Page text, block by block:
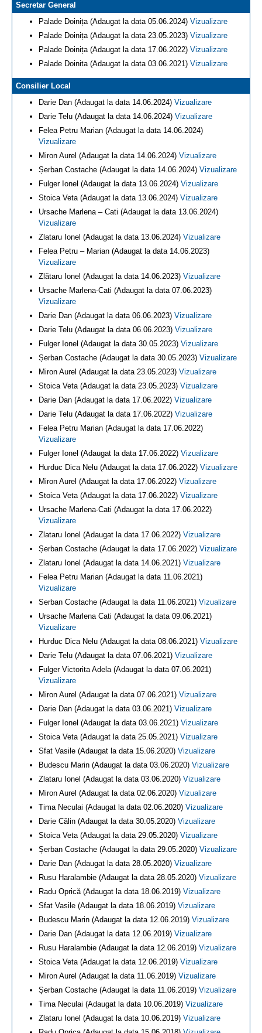
Secretar General
Palade Doinița (Adaugat la data 05.06.2024) Vizualizare
Palade Doinița (Adaugat la data 23.05.2023) Vizualizare
Palade Doinița (Adaugat la data 17.06.2022) Vizualizare
Palade Doinita (Adaugat la data 03.06.2021) Vizualizare
Consilier Local
Darie Dan (Adaugat la data 14.06.2024) Vizualizare
Darie Telu (Adaugat la data 14.06.2024) Vizualizare
Felea Petru Marian (Adaugat la data 14.06.2024)
Vizualizare
Miron Aurel (Adaugat la data 14.06.2024) Vizualizare
Șerban Costache (Adaugat la data 14.06.2024) Vizualizare
Fulger Ionel (Adaugat la data 13.06.2024) Vizualizare
Stoica Veta (Adaugat la data 13.06.2024) Vizualizare
Ursache Marlena – Cati (Adaugat la data 13.06.2024)
Vizualizare
Zlataru Ionel (Adaugat la data 13.06.2024) Vizualizare
Felea Petru – Marian (Adaugat la data 14.06.2023)
Vizualizare
Zlătaru Ionel (Adaugat la data 14.06.2023) Vizualizare
Ursache Marlena-Cati (Adaugat la data 07.06.2023)
Vizualizare
Darie Dan (Adaugat la data 06.06.2023) Vizualizare
Darie Telu (Adaugat la data 06.06.2023) Vizualizare
Fulger Ionel (Adaugat la data 30.05.2023) Vizualizare
Șerban Costache (Adaugat la data 30.05.2023) Vizualizare
Miron Aurel (Adaugat la data 23.05.2023) Vizualizare
Stoica Veta (Adaugat la data 23.05.2023) Vizualizare
Darie Dan (Adaugat la data 17.06.2022) Vizualizare
Darie Telu (Adaugat la data 17.06.2022) Vizualizare
Felea Petru Marian (Adaugat la data 17.06.2022)
Vizualizare
Fulger Ionel (Adaugat la data 17.06.2022) Vizualizare
Hurduc Dica Nelu (Adaugat la data 17.06.2022) Vizualizare
Miron Aurel (Adaugat la data 17.06.2022) Vizualizare
Stoica Veta (Adaugat la data 17.06.2022) Vizualizare
Ursache Marlena-Cati (Adaugat la data 17.06.2022)
Vizualizare
Zlataru Ionel (Adaugat la data 17.06.2022) Vizualizare
Șerban Costache (Adaugat la data 17.06.2022) Vizualizare
Zlataru Ionel (Adaugat la data 14.06.2021) Vizualizare
Felea Petru Marian (Adaugat la data 11.06.2021)
Vizualizare
Serban Costache (Adaugat la data 11.06.2021) Vizualizare
Ursache Marlena Cati (Adaugat la data 09.06.2021)
Vizualizare
Hurduc Dica Nelu (Adaugat la data 08.06.2021) Vizualizare
Darie Telu (Adaugat la data 07.06.2021) Vizualizare
Fulger Victorita Adela (Adaugat la data 07.06.2021)
Vizualizare
Miron Aurel (Adaugat la data 07.06.2021) Vizualizare
Darie Dan (Adaugat la data 03.06.2021) Vizualizare
Fulger Ionel (Adaugat la data 03.06.2021) Vizualizare
Stoica Veta (Adaugat la data 25.05.2021) Vizualizare
Sfat Vasile (Adaugat la data 15.06.2020) Vizualizare
Budescu Marin (Adaugat la data 03.06.2020) Vizualizare
Zlataru Ionel (Adaugat la data 03.06.2020) Vizualizare
Miron Aurel (Adaugat la data 02.06.2020) Vizualizare
Tima Neculai (Adaugat la data 02.06.2020) Vizualizare
Darie Călin (Adaugat la data 30.05.2020) Vizualizare
Stoica Veta (Adaugat la data 29.05.2020) Vizualizare
Șerban Costache (Adaugat la data 29.05.2020) Vizualizare
Darie Dan (Adaugat la data 28.05.2020) Vizualizare
Rusu Haralambie (Adaugat la data 28.05.2020) Vizualizare
Radu Oprică (Adaugat la data 18.06.2019) Vizualizare
Sfat Vasile (Adaugat la data 18.06.2019) Vizualizare
Budescu Marin (Adaugat la data 12.06.2019) Vizualizare
Darie Dan (Adaugat la data 12.06.2019) Vizualizare
Rusu Haralambie (Adaugat la data 12.06.2019) Vizualizare
Stoica Veta (Adaugat la data 12.06.2019) Vizualizare
Miron Aurel (Adaugat la data 11.06.2019) Vizualizare
Șerban Costache (Adaugat la data 11.06.2019) Vizualizare
Tima Neculai (Adaugat la data 10.06.2019) Vizualizare
Zlataru Ionel (Adaugat la data 10.06.2019) Vizualizare